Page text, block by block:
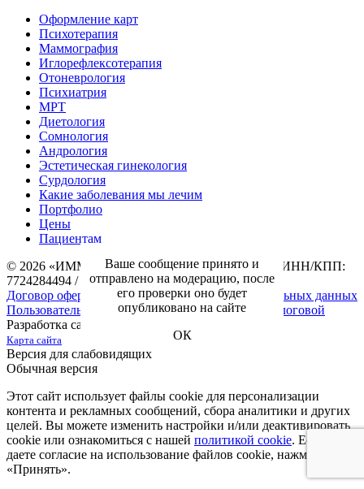
Оформление карт
Психотерапия
Маммография
Иглорефлексотерапия
Отоневрология
Психиатрия
МРТ
Диетология
Сомнология
Андрология
Эстетическая гинекология
Сурдология
Какие заболевания мы лечим
Портфолио
Цены
Пациентам
© 2026 «ИММА» ООО «Медицинские Центры»
ИНН/КПП:
7724284494 / 771701001
Договор оферты
Согласие на обработку персональных данных
Пользовательское соглашение Документы для налоговой
Разработка сайта —
Карта сайта
Версия для слабовидящих
Обычная версия
Этот сайт использует файлы cookie для персонализации
контента и рекламных сообщений, сбора аналитики и других
целей. Вы можете изменить настройки и/или деактивировать
cookie или ознакомиться с нашей политикой cookie. Если вы
даете согласие на использование файлов cookie, нажмите
«Принять».
Ваше сообщение принято и
отправлено на модерацию, после
его проверки оно будет
опубликовано на сайте
ОК